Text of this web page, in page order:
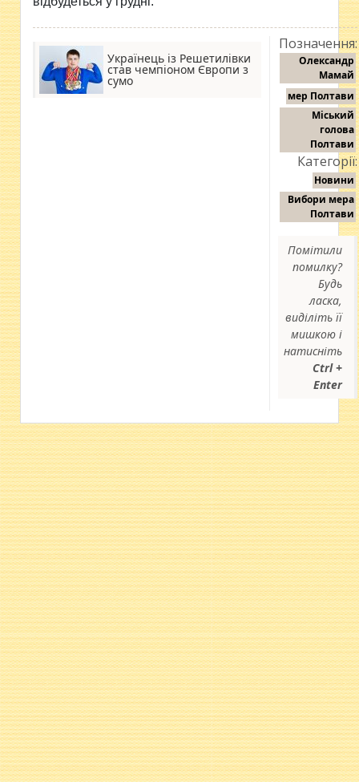
Українець із Решетилівки
став чемпіоном Європи з
сумо
Позначення:
Олександр
Мамай
мер Полтави
Міський
голова
Полтави
Категорії:
Новини
Вибори мера
Полтави
Помітили
помилку?
Будь
ласка,
виділіть її
мишкою і
натисніть
Ctrl +
Enter